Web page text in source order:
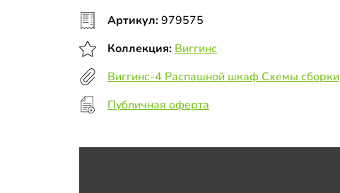
Артикул:979575
Коллекция: Виггинс
Виггинс-4 Распашной шкаф Схемы сборки
Публичная оферта